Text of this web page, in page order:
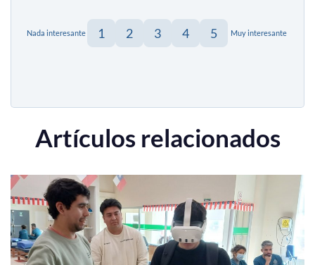
Nada interesante 1 2 3 4 5 Muy interesante
Artículos relacionados